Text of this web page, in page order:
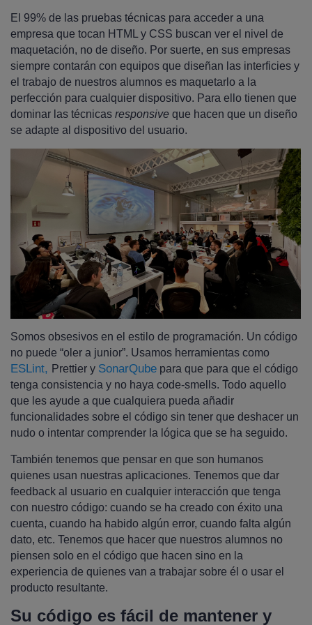
El 99% de las pruebas técnicas para acceder a una
empresa que tocan HTML y CSS buscan ver el nivel de
maquetación, no de diseño. Por suerte, en sus empresas
siempre contarán con equipos que diseñan las interficies y
el trabajo de nuestros alumnos es maquetarlo a la
perfección para cualquier dispositivo. Para ello tienen que
dominar las técnicas responsive que hacen que un diseño
se adapte al dispositivo del usuario.
Somos obsesivos en el estilo de programación. Un código
no puede “oler a junior”. Usamos herramientas como
ESLint, Prettier y SonarQube para que para que el código
tenga consistencia y no haya code-smells. Todo aquello
que les ayude a que cualquiera pueda añadir
funcionalidades sobre el código sin tener que deshacer un
nudo o intentar comprender la lógica que se ha seguido.
También tenemos que pensar en que son humanos
quienes usan nuestras aplicaciones. Tenemos que dar
feedback al usuario en cualquier interacción que tenga
con nuestro código: cuando se ha creado con éxito una
cuenta, cuando ha habido algún error, cuando falta algún
dato, etc. Tenemos que hacer que nuestros alumnos no
piensen solo en el código que hacen sino en la
experiencia de quienes van a trabajar sobre él o usar el
producto resultante.
Su código es fácil de mantener y